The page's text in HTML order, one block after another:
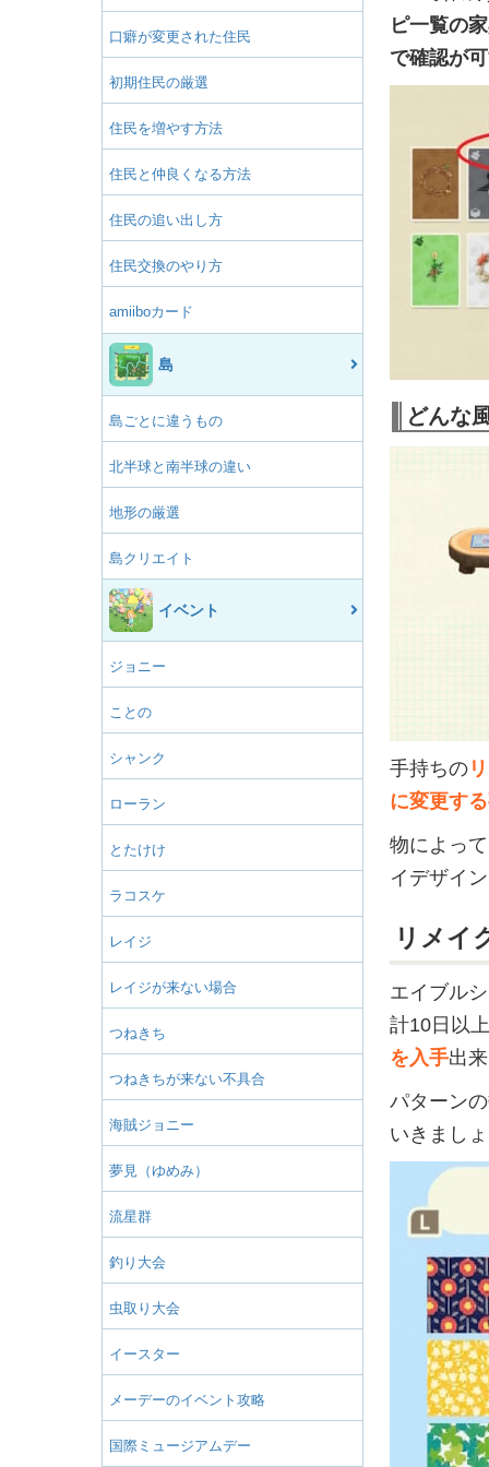
口癖が変更された住民
初期住民の厳選
住民を増やす方法
住民と仲良くなる方法
住民の追い出し方
住民交換のやり方
amiiboカード
島
島ごとに違うもの
北半球と南半球の違い
地形の厳選
島クリエイト
イベント
ジョニー
ことの
シャンク
ローラン
とたけけ
ラコスケ
レイジ
レイジが来ない場合
つねきち
つねきちが来ない不具合
海賊ジョニー
夢見（ゆめみ）
流星群
釣り大会
虫取り大会
イースター
メーデーのイベント攻略
国際ミュージアムデー
ピ一覧の
で確認が
どんな
手持ちの
に変更す
物によっ
イデザイ
リメイ
エイブル
計10日以
を入手出
パターン
いきまし